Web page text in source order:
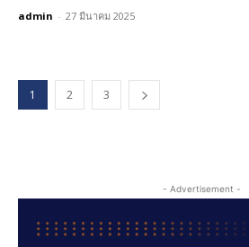
admin - 27 มีนาคม 2025
1 2 3
- Advertisement -